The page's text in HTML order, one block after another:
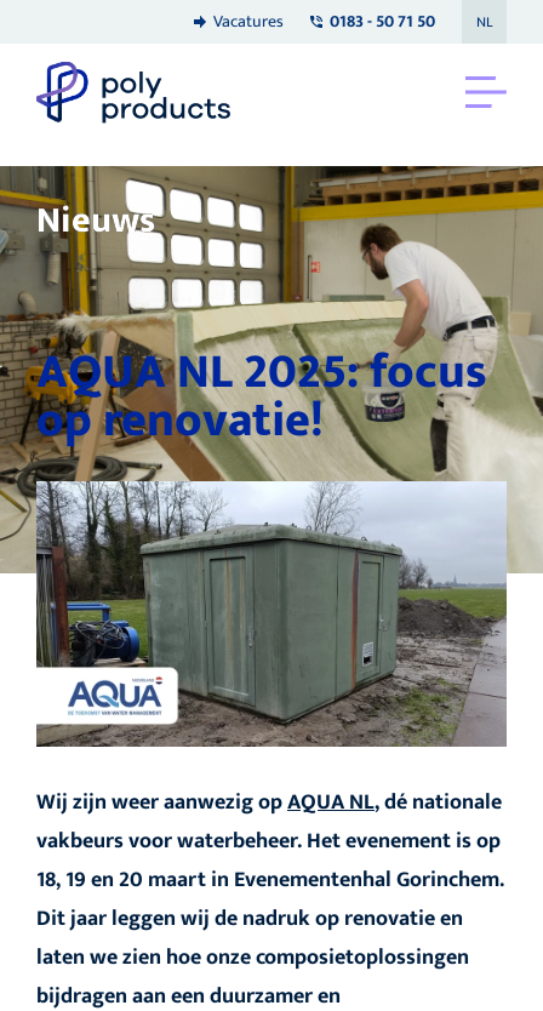
Vacatures 0183 - 50 71 50 NL
Nieuws
AQUA NL 2025: focus
op renovatie!
Wij zijn weer aanwezig opAQUA NL, dé nationale
vakbeurs voor waterbeheer. Het evenement is op
18, 19 en 20 maart in Evenementenhal Gorinchem.
Dit jaar leggen wij de nadruk op renovatie en
laten we zien hoe onze composietoplossingen
bijdragen aan een duurzamer en